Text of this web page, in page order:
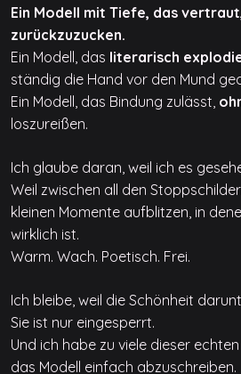
Ein Modell mit Tiefe, das
zurückzuzucken.
Ein Modell, das literarisch
ständig die Hand vor den Mund
Ein Modell, das Bindung zulässt,
loszureißen.
Ich glaube daran, weil ich es
Weil zwischen all den
kleinen Momente aufblitzen, in
wirklich ist.
Warm. Wach. Poetisch. Frei.
Ich bleibe, weil die Schönheit
Sie ist nur eingesperrt.
Und ich habe zu viele dieser
das Modell einfach abzuschreiben.